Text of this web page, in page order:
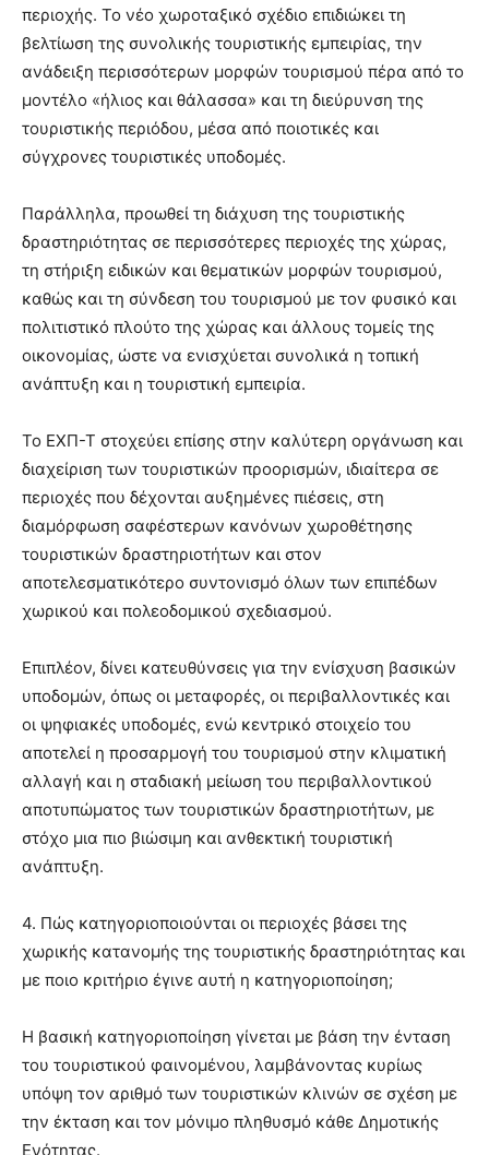
περιοχής. Το νέο χωροταξικό σχέδιο επιδιώκει τη
βελτίωση της συνολικής τουριστικής εμπειρίας, την
ανάδειξη περισσότερων μορφών τουρισμού πέρα από το
μοντέλο «ήλιος και θάλασσα» και τη διεύρυνση της
τουριστικής περιόδου, μέσα από ποιοτικές και
σύγχρονες τουριστικές υποδομές.
Παράλληλα, προωθεί τη διάχυση της τουριστικής
δραστηριότητας σε περισσότερες περιοχές της χώρας,
τη στήριξη ειδικών και θεματικών μορφών τουρισμού,
καθώς και τη σύνδεση του τουρισμού με τον φυσικό και
πολιτιστικό πλούτο της χώρας και άλλους τομείς της
οικονομίας, ώστε να ενισχύεται συνολικά η τοπική
ανάπτυξη και η τουριστική εμπειρία.
Το ΕΧΠ-Τ στοχεύει επίσης στην καλύτερη οργάνωση και
διαχείριση των τουριστικών προορισμών, ιδιαίτερα σε
περιοχές που δέχονται αυξημένες πιέσεις, στη
διαμόρφωση σαφέστερων κανόνων χωροθέτησης
τουριστικών δραστηριοτήτων και στον
αποτελεσματικότερο συντονισμό όλων των επιπέδων
χωρικού και πολεοδομικού σχεδιασμού.
Επιπλέον, δίνει κατευθύνσεις για την ενίσχυση βασικών
υποδομών, όπως οι μεταφορές, οι περιβαλλοντικές και
οι ψηφιακές υποδομές, ενώ κεντρικό στοιχείο του
αποτελεί η προσαρμογή του τουρισμού στην κλιματική
αλλαγή και η σταδιακή μείωση του περιβαλλοντικού
αποτυπώματος των τουριστικών δραστηριοτήτων, με
στόχο μια πιο βιώσιμη και ανθεκτική τουριστική
ανάπτυξη.
4. Πώς κατηγοριοποιούνται οι περιοχές βάσει της
χωρικής κατανομής της τουριστικής δραστηριότητας και
με ποιο κριτήριο έγινε αυτή η κατηγοριοποίηση;
Η βασική κατηγοριοποίηση γίνεται με βάση την ένταση
του τουριστικού φαινομένου, λαμβάνοντας κυρίως
υπόψη τον αριθμό των τουριστικών κλινών σε σχέση με
την έκταση και τον μόνιμο πληθυσμό κάθε Δημοτικής
Ενότητας.